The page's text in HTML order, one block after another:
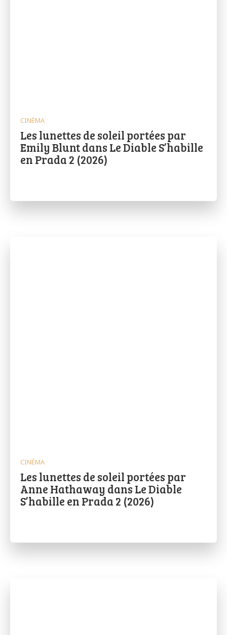
CINÉMA
Les lunettes de soleil portées par
Emily Blunt dans Le Diable S’habille
en Prada 2 (2026)
CINÉMA
Les lunettes de soleil portées par
Anne Hathaway dans Le Diable
S’habille en Prada 2 (2026)